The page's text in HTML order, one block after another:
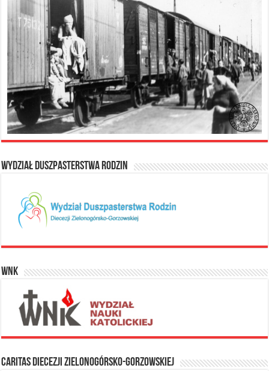
Wydział Duszpasterstwa Rodzin
WNK
Caritas Diecezji Zielonogórsko-Gorzowskiej